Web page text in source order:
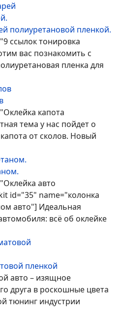
полиуретановой пленкой.
ссылок тонировка
вас познакомить с
пленка для
капота
тема у нас пойдет о
от сколов. Новый
авто
id="35" name="колонка
авто"] Идеальная
всё об оклейке
пленкой
авто – изящное
друга в роскошные цвета
тюнинг индустрии